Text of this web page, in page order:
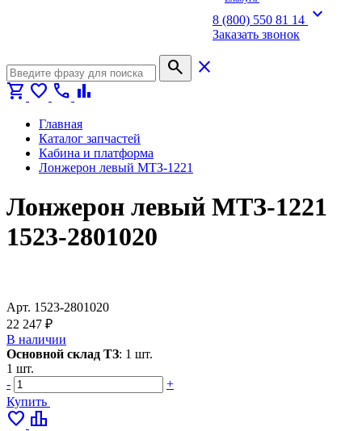
8 (800) 550 81 14 expand_more
Заказать звонок
search
close
shopping_cart favorite call bar_chart
Главная
Каталог запчастей
Кабина и платформа
Лонжерон левый МТЗ-1221
Лонжерон левый МТЗ-1221
1523-2801020
Арт. 1523-2801020
22 247 ₽
В наличии
Основной склад ТЗ: 1 шт.
1 шт.
-
+
Купить
favorite leaderboard